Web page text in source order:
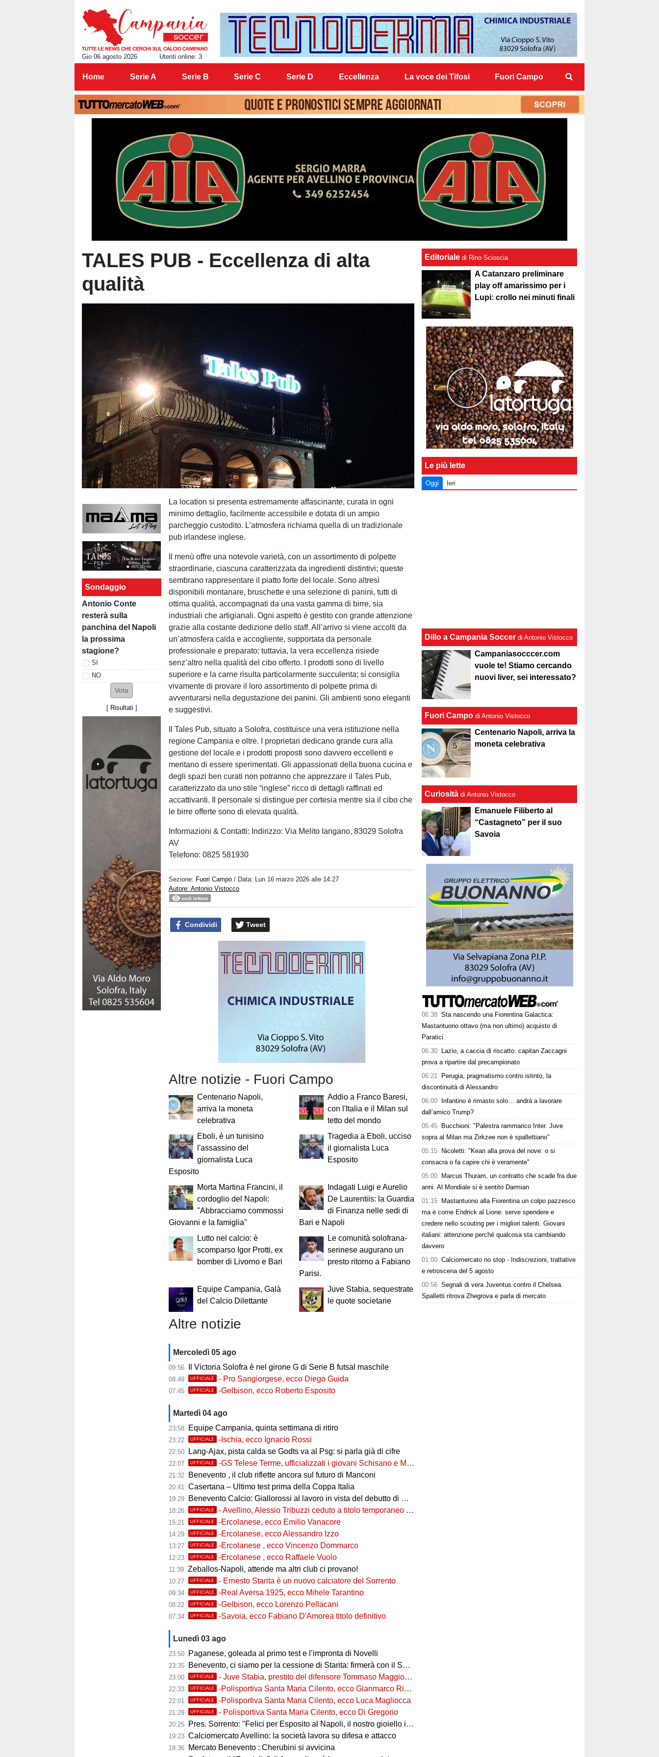
Gio 06 agosto 2026 Utenti online: 3
Home Serie A Serie B Serie C Serie D Eccellenza La voce dei Tifosi Fuori Campo
TALES PUB - Eccellenza di alta
qualità
Sondaggio
Antonio Conte
resterà sulla
panchina del Napoli
la prossima
stagione?
SI
NO
[ Risultati ]
La location si presenta estremamente affascinante, curata in ogni
minimo dettaglio, facilmente accessibile e dotata di un ampio
parcheggio custodito. L’atmosfera richiama quella di un tradizionale
pub irlandese inglese.
Il menù offre una notevole varietà, con un assortimento di polpette
straordinarie, ciascuna caratterizzata da ingredienti distintivi; queste
sembrano rappresentare il piatto forte del locale. Sono altresì
disponibili montanare, bruschette e una selezione di panini, tutti di
ottima qualità, accompagnati da una vasta gamma di birre, sia
industriali che artigianali. Ogni aspetto è gestito con grande attenzione
grazie alla costante dedizione dello staff. All’arrivo si viene accolti da
un’atmosfera calda e accogliente, supportata da personale
professionale e preparato; tuttavia, la vera eccellenza risiede
senz’altro nella qualità del cibo offerto. I prodotti sono di livello
superiore e la carne risulta particolarmente succulenta; si consiglia
vivamente di provare il loro assortimento di polpette prima di
avventurarsi nella degustazione dei panini. Gli ambienti sono eleganti
e suggestivi.
Il Tales Pub, situato a Solofra, costituisce una vera istituzione nella
regione Campania e oltre. I proprietari dedicano grande cura alla
gestione del locale e i prodotti proposti sono davvero eccellenti e
meritano di essere sperimentati. Gli appassionati della buona cucina e
degli spazi ben curati non potranno che apprezzare il Tales Pub,
caratterizzato da uno stile “inglese” ricco di dettagli raffinati ed
accattivanti. Il personale si distingue per cortesia mentre sia il cibo che
le birre offerte sono di elevata qualità.
Informazioni & Contatti: Indirizzo: Via Melito Iangano, 83029 Solofra
AV
Telefono: 0825 581930
Sezione: Fuori Campo / Data: Lun 16 marzo 2026 alle 14:27
Autore: Antonio Vistocco
vedi letture
Condividi Tweet
Altre notizie - Fuori Campo
Centenario Napoli,
arriva la moneta
celebrativa
Addio a Franco Baresi,
con l'Italia e il Milan sul
tetto del mondo
Eboli, è un tunisino
l'assassino del
giornalista Luca
Esposito
Tragedia a Eboli, ucciso
il giornalista Luca
Esposito
Morta Martina Francini, il
cordoglio del Napoli:
"Abbracciamo commossi
Giovanni e la famiglia"
Indagati Luigi e Aurelio
De Laurentiis: la Guardia
di Finanza nelle sedi di
Bari e Napoli
Lutto nel calcio: è
scomparso Igor Protti, ex
bomber di Livorno e Bari
Le comunità solofrana-
serinese augurano un
presto ritorno a Fabiano
Parisi.
Equipe Campania, Galà
del Calcio Dilettante
Juve Stabia, sequestrate
le quote societarie
Altre notizie
Mercoledì 05 ago
09:56 Il Victoria Solofra è nel girone G di Serie B futsal maschile
08:49 UFFICIALE - Pro Sangiorgese, ecco Diego Guida
07:45 UFFICIALE -Gelbison, ecco Roberto Esposito
Martedì 04 ago
23:58 Equipe Campania, quinta settimana di ritiro
23:22 UFFICIALE -Ischia, ecco Ignacio Rossi
22:50 Lang-Ajax, pista calda se Godts va al Psg: si parla già di cifre
22:07 UFFICIALE -GS Telese Terme, ufficializzati i giovani Schisano e Miretto
21:32 Benevento , il club riflette ancora sul futuro di Manconi
20:41 Casertana – Ultimo test prima della Coppa Italia
19:29 Benevento Calcio: Giallorossi al lavoro in vista del debutto di Coppa Italia
18:26 UFFICIALE - Avellino, Alessio Tribuzzi ceduto a titolo temporaneo al Bari
15:21 UFFICIALE -Ercolanese, ecco Emilio Vanacore
14:29 UFFICIALE -Ercolanese, ecco Alessandro Izzo
13:27 UFFICIALE -Ercolanese , ecco Vincenzo Dommarco
12:23 UFFICIALE -Ercolanese , ecco Raffaele Vuolo
11:39 Zeballos-Napoli, attende ma altri club ci provano!
10:27 UFFICIALE - Ernesto Starita è un nuovo calciatore del Sorrento
09:34 UFFICIALE -Real Aversa 1925, ecco Mihele Tarantino
08:22 UFFICIALE -Gelbison, ecco Lorenzo Pellacani
07:34 UFFICIALE -Savoia, ecco Fabiano D'Amorea titolo definitivo
Lunedì 03 ago
23:50 Paganese, goleada al primo test e l’impronta di Novelli
23:35 Benevento, ci siamo per la cessione di Starita: firmerà con il Sorrento in Serie C
23:00 UFFICIALE - Juve Stabia, prestito del difensore Tommaso Maggioni dal Mantova
22:33 UFFICIALE -Polisportiva Santa Maria Cilento, ecco Gianmarco Rizzo
22:01 UFFICIALE -Polisportiva Santa Maria Cilento, ecco Luca Magliocca
21:29 UFFICIALE - Polisportiva Santa Maria Cilento, ecco Di Gregorio
20:25 Pres. Sorrento: "Felici per Esposito al Napoli, il nostro gioiello in ottime mani"
19:23 Calciomercato Avellino: la società lavora su difesa e attacco
18:36 Mercato Benevento : Cherubini si avvicina
Editoriale di Rino Scioscia
A Catanzaro preliminare
play off amarissimo per i
Lupi: crollo nei minuti finali
Le più lette
Oggi Ieri
Dillo a Campania Soccer di Antonio Vistocco
Campaniasocccer.com
vuole te! Stiamo cercando
nuovi liver, sei interessato?
Fuori Campo di Antonio Vistocco
Centenario Napoli, arriva la
moneta celebrativa
Curiosità di Antonio Vistocco
Emanuele Filiberto al
“Castagneto” per il suo
Savoia
06:38 Sta nascendo una Fiorentina Galactica:
Mastantuono ottavo (ma non ultimo) acquisto di
Paratici
06:30
Lazio, a caccia di riscatto: capitan Zaccagni
prova a ripartire dal precampionato
06:21
Perugia, pragmatismo contro istinto, la
discontinuità di Alessandro
06:00
Infantino è rimasto solo… andrà a lavorare
dall’amico Trump?
05:45
Bucchioni: "Palestra rammarico Inter. Juve
sopra al Milan ma Zirkzee non è spallettiano"
05:15
Nicoletti: "Kean alla prova del nove: o si
consacra o fa capire chi è veramente"
05:00
Marcus Thuram, un contratto che scade fra due
anni. Al Mondiale si è sentito Darmian
01:15
Mastantuono alla Fiorentina un colpo pazzesco
ma è come Endrick al Lione: serve spendere e
credere nello scouting per i migliori talenti. Giovani
italiani: attenzione perché qualcosa sta cambiando
davvero
01:00 Calciomercato no stop - Indiscrezioni, trattative
e retroscena del 5 agosto
00:56 Segnali di vera Juventus contro il Chelsea.
Spalletti ritrova Zhegrova e parla di mercato